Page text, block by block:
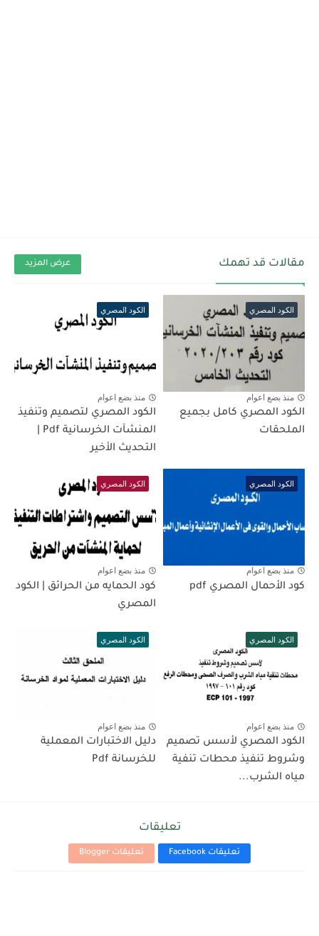
مقالات قد تهمك عرض المزيد
الكود المصري
منذ بضع اعوام
الكود المصري كامل بجميع
الملحقات
الكود المصري
منذ بضع اعوام
الكود المصري لتصميم وتنفيذ
التحديث الأخير
الكود المصري
منذ بضع اعوام
كود الأحمال المصري pdf
الكود المصري
منذ بضع اعوام
كود الحمايه من الحرائق | الكود
المصري
الكود المصري
منذ بضع اعوام
الكود المصري لأسس تصميم
وشروط تنفيذ محطات تنفية
مياه الشرب...
الكود المصري
منذ بضع اعوام
دليل الاختبارات المعملية
للخرسانة Pdf
تعليقات
تعليقات Facebook تعليقات Blogger